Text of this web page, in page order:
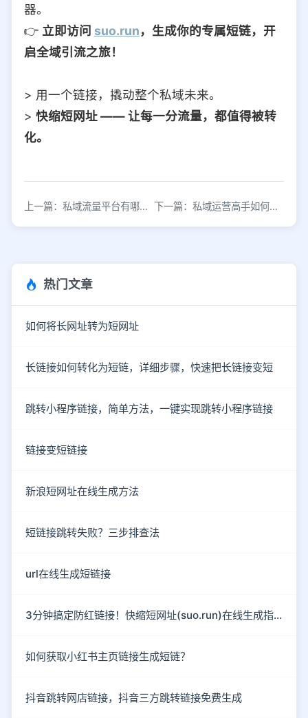
器。
👉 立即访问 suo.run，生成你的专属短链，开
启全域引流之旅！
> 用一个链接，撬动整个私域未来。
> 快缩短网址 —— 让每一分流量，都值得被转
化。
上一篇：私域流量平台有哪些？高效引流获客方法解析 下一篇：私域运营高手如何实现高效获客？
热门文章
如何将长网址转为短网址
长链接如何转化为短链，详细步骤，快速把长链接变短
跳转小程序链接，简单方法，一键实现跳转小程序链接
链接变短链接
新浪短网址在线生成方法
短链接跳转失败？三步排查法
url在线生成短链接
3分钟搞定防红链接！快缩短网址(suo.run)在线生成指南
如何获取小红书主页链接生成短链？
抖音跳转网店链接，抖音三方跳转链接免费生成